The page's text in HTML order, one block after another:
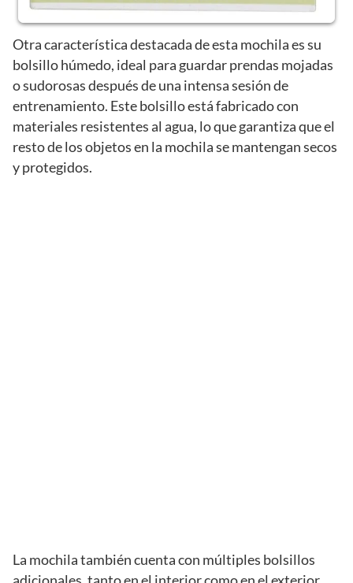
Otra característica destacada de esta mochila es su
bolsillo húmedo, ideal para guardar prendas mojadas
o sudorosas después de una intensa sesión de
entrenamiento. Este bolsillo está fabricado con
materiales resistentes al agua, lo que garantiza que el
resto de los objetos en la mochila se mantengan secos
y protegidos.
La mochila también cuenta con múltiples bolsillos